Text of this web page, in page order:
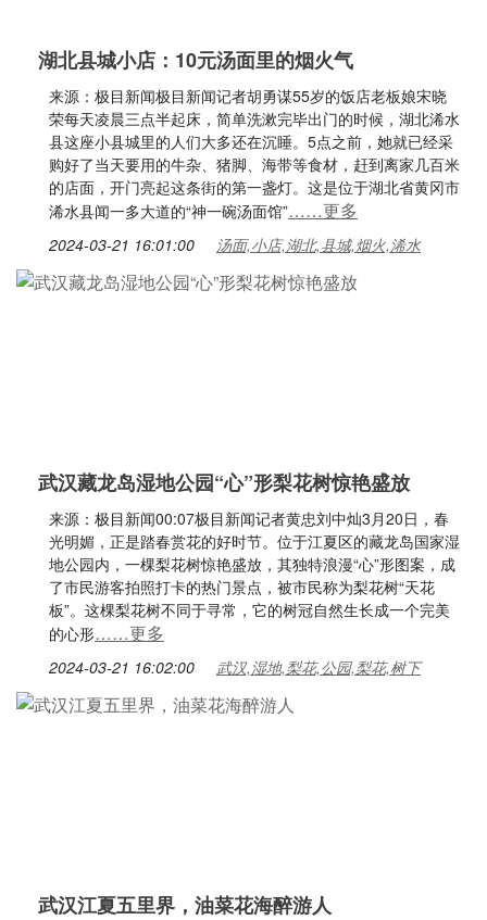
湖北县城小店：10元汤面里的烟火气
来源：极目新闻极目新闻记者胡勇谋55岁的饭店老板娘宋晓
荣每天凌晨三点半起床，简单洗漱完毕出门的时候，湖北浠水
县这座小县城里的人们大多还在沉睡。5点之前，她就已经采
购好了当天要用的牛杂、猪脚、海带等食材，赶到离家几百米
的店面，开门亮起这条街的第一盏灯。这是位于湖北省黄冈市
浠水县闻一多大道的“神一碗汤面馆”……更多
2024-03-21 16:01:00 汤面,小店,湖北,县城,烟火,浠水
武汉藏龙岛湿地公园“心”形梨花树惊艳盛放
来源：极目新闻00:07极目新闻记者黄忠刘中灿3月20日，春
光明媚，正是踏春赏花的好时节。位于江夏区的藏龙岛国家湿
地公园内，一棵梨花树惊艳盛放，其独特浪漫“心”形图案，成
了市民游客拍照打卡的热门景点，被市民称为梨花树“天花
板”。这棵梨花树不同于寻常，它的树冠自然生长成一个完美
的心形……更多
2024-03-21 16:02:00 武汉,湿地,梨花,公园,梨花,树下
武汉江夏五里界，油菜花海醉游人